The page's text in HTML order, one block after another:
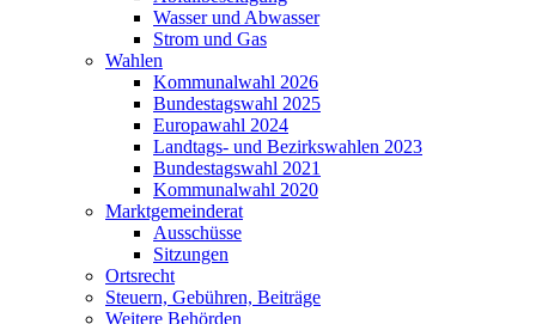
Wasser und Abwasser
Strom und Gas
Wahlen
Kommunalwahl 2026
Bundestagswahl 2025
Europawahl 2024
Landtags- und Bezirkswahlen 2023
Bundestagswahl 2021
Kommunalwahl 2020
Marktgemeinderat
Ausschüsse
Sitzungen
Ortsrecht
Steuern, Gebühren, Beiträge
Weitere Behörden